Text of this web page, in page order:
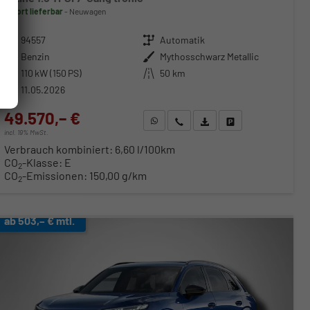
sofort lieferbar Neuwagen
94557 Getriebe Automatik
Benzin Außenfarbe Mythosschwarz Metallic
110 kW (150 PS) Kilometerstand 50 km
11.05.2026
49.570,– €
incl. 19% MwSt.
WhatsApp anfragen
Wir rufen Sie anFahrzeugexposé (PDF)
Fahrzeug parken
Verbrauch kombiniert: 6,60 l/100km
CO2-Klasse: E
CO2-Emissionen: 150,00 g/km
ab 503,– € mtl.